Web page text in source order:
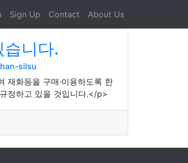
Sign Up Contact About Us
니다.
silsu
재화등을 구매·이용하도록 한
정하고 있을 것입니다.</p>